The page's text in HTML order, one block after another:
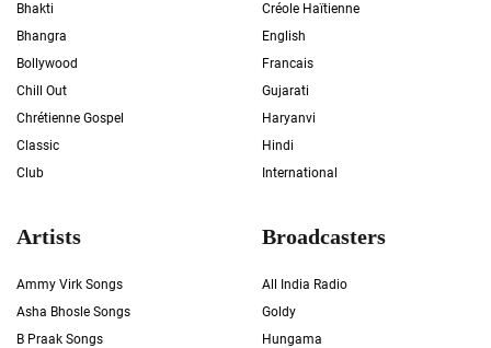
Bhakti
Bhangra
Bollywood
Chill Out
Chrétienne Gospel
Classic
Club
Créole Haïtienne
English
Francais
Gujarati
Haryanvi
Hindi
International
Artists
Ammy Virk Songs
Asha Bhosle Songs
B Praak Songs
Broadcasters
All India Radio
Goldy
Hungama